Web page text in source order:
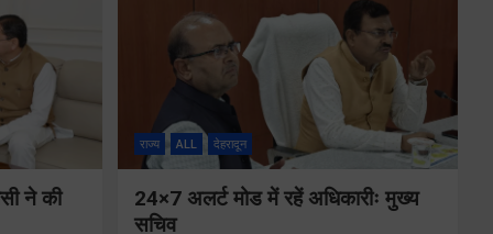
ने की
राज्य ALL देहरादून
24×7 अलर्ट मोड में रहें अधिकारीः मुख्य
सचिव